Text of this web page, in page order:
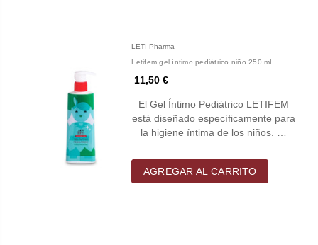
LETI Pharma
Letifem gel íntimo pediátrico niño 250 mL
11,50 €
El Gel Íntimo Pediátrico LETIFEM
está diseñado específicamente para
la higiene íntima de los niños. …
AGREGAR AL CARRITO